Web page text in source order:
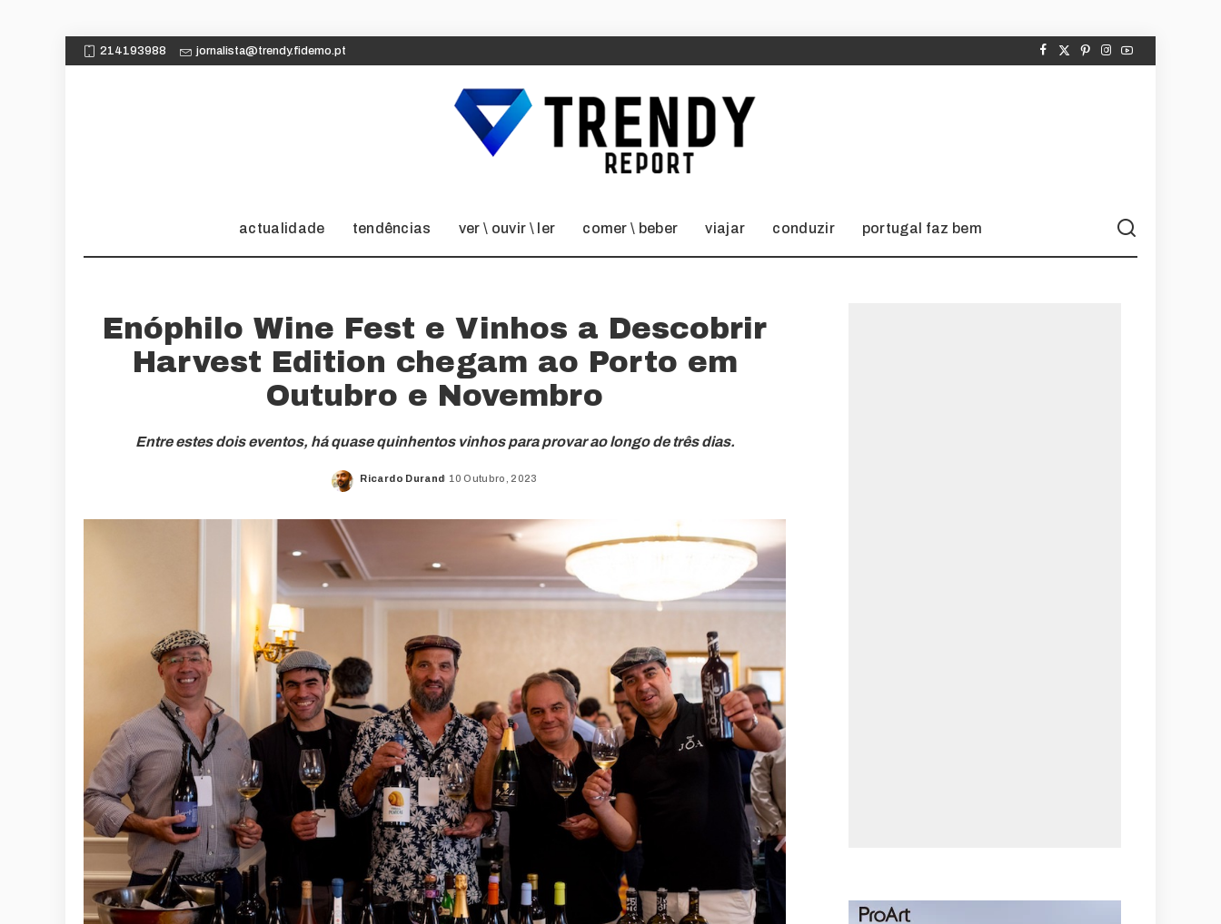
214193988 jornalista@trendy.fidemo.pt
actualidade tendências ver \ ouvir \ ler comer \ beber viajar conduzir portugal faz bem
Enóphilo Wine Fest e Vinhos a Descobrir
Harvest Edition chegam ao Porto em
Outubro e Novembro
Entre estes dois eventos, há quase quinhentos vinhos para provar ao longo de três dias.
Posted
Ricardo Durand 10 Outubro, 2023